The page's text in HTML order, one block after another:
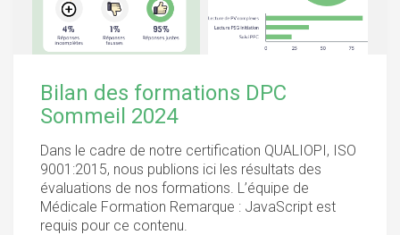
Bilan des formations DPC
Sommeil 2024
Dans le cadre de notre certification QUALIOPI, ISO
9001:2015, nous publions ici les résultats des
évaluations de nos formations. L’équipe de
Médicale Formation Remarque : JavaScript est
requis pour ce contenu.